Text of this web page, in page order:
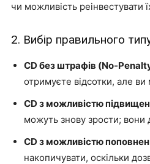
чи можливість
2. Вибір правильного
CD без штрафів (No-
отримуєте відсотки, але
CD з можливістю
можуть знову зрости; вони
CD з можливістю
накопичувати, оскільки